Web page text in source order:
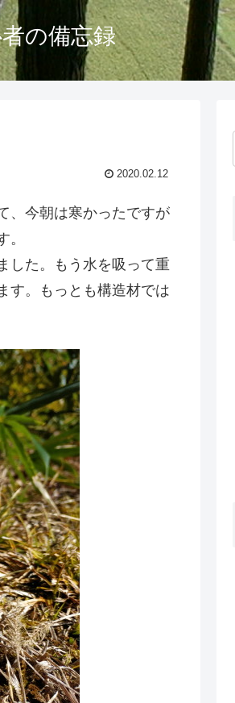
の備忘録
2020.02.12
、今朝は寒かったですが
した。もう水を吸って重
す。もっとも構造材では